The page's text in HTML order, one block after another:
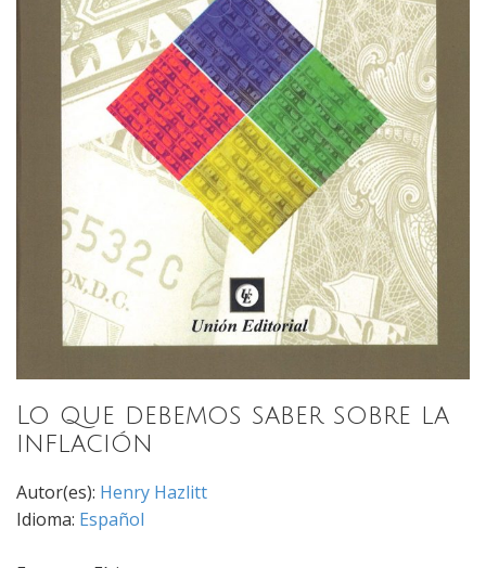
Lo que debemos saber sobre la
inflación
Autor(es): Henry Hazlitt
Idioma: Español